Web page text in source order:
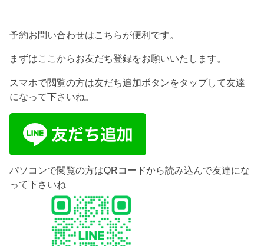
予約お問い合わせはこちらが便利です。
まずはここからお友だち登録をお願いいたします。
スマホで閲覧の方は友だち追加ボタンをタップして友達
になって下さいね。
パソコンで閲覧の方はQRコードから読み込んで友達にな
って下さいね